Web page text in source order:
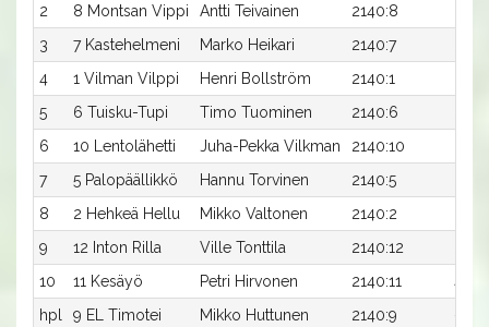
2
8 Montsan Vippi Antti Teivainen 2140:8
3
7 Kastehelmeni Marko Heikari 2140:7
4
1 Vilman Vilppi Henri Bollström 2140:1
5
6 Tuisku-Tupi Timo Tuominen 2140:6
6
10 Lentolähetti Juha-Pekka Vilkman 2140:10
7
5 Palopäällikkö Hannu Torvinen 2140:5
8
2 Hehkeä Hellu Mikko Valtonen 2140:2
9
12 Inton Rilla Ville Tonttila 2140:12
10
11 Kesäyö Petri Hirvonen 2140:11
hpl
9 EL Timotei Mikko Huttunen 2140:9